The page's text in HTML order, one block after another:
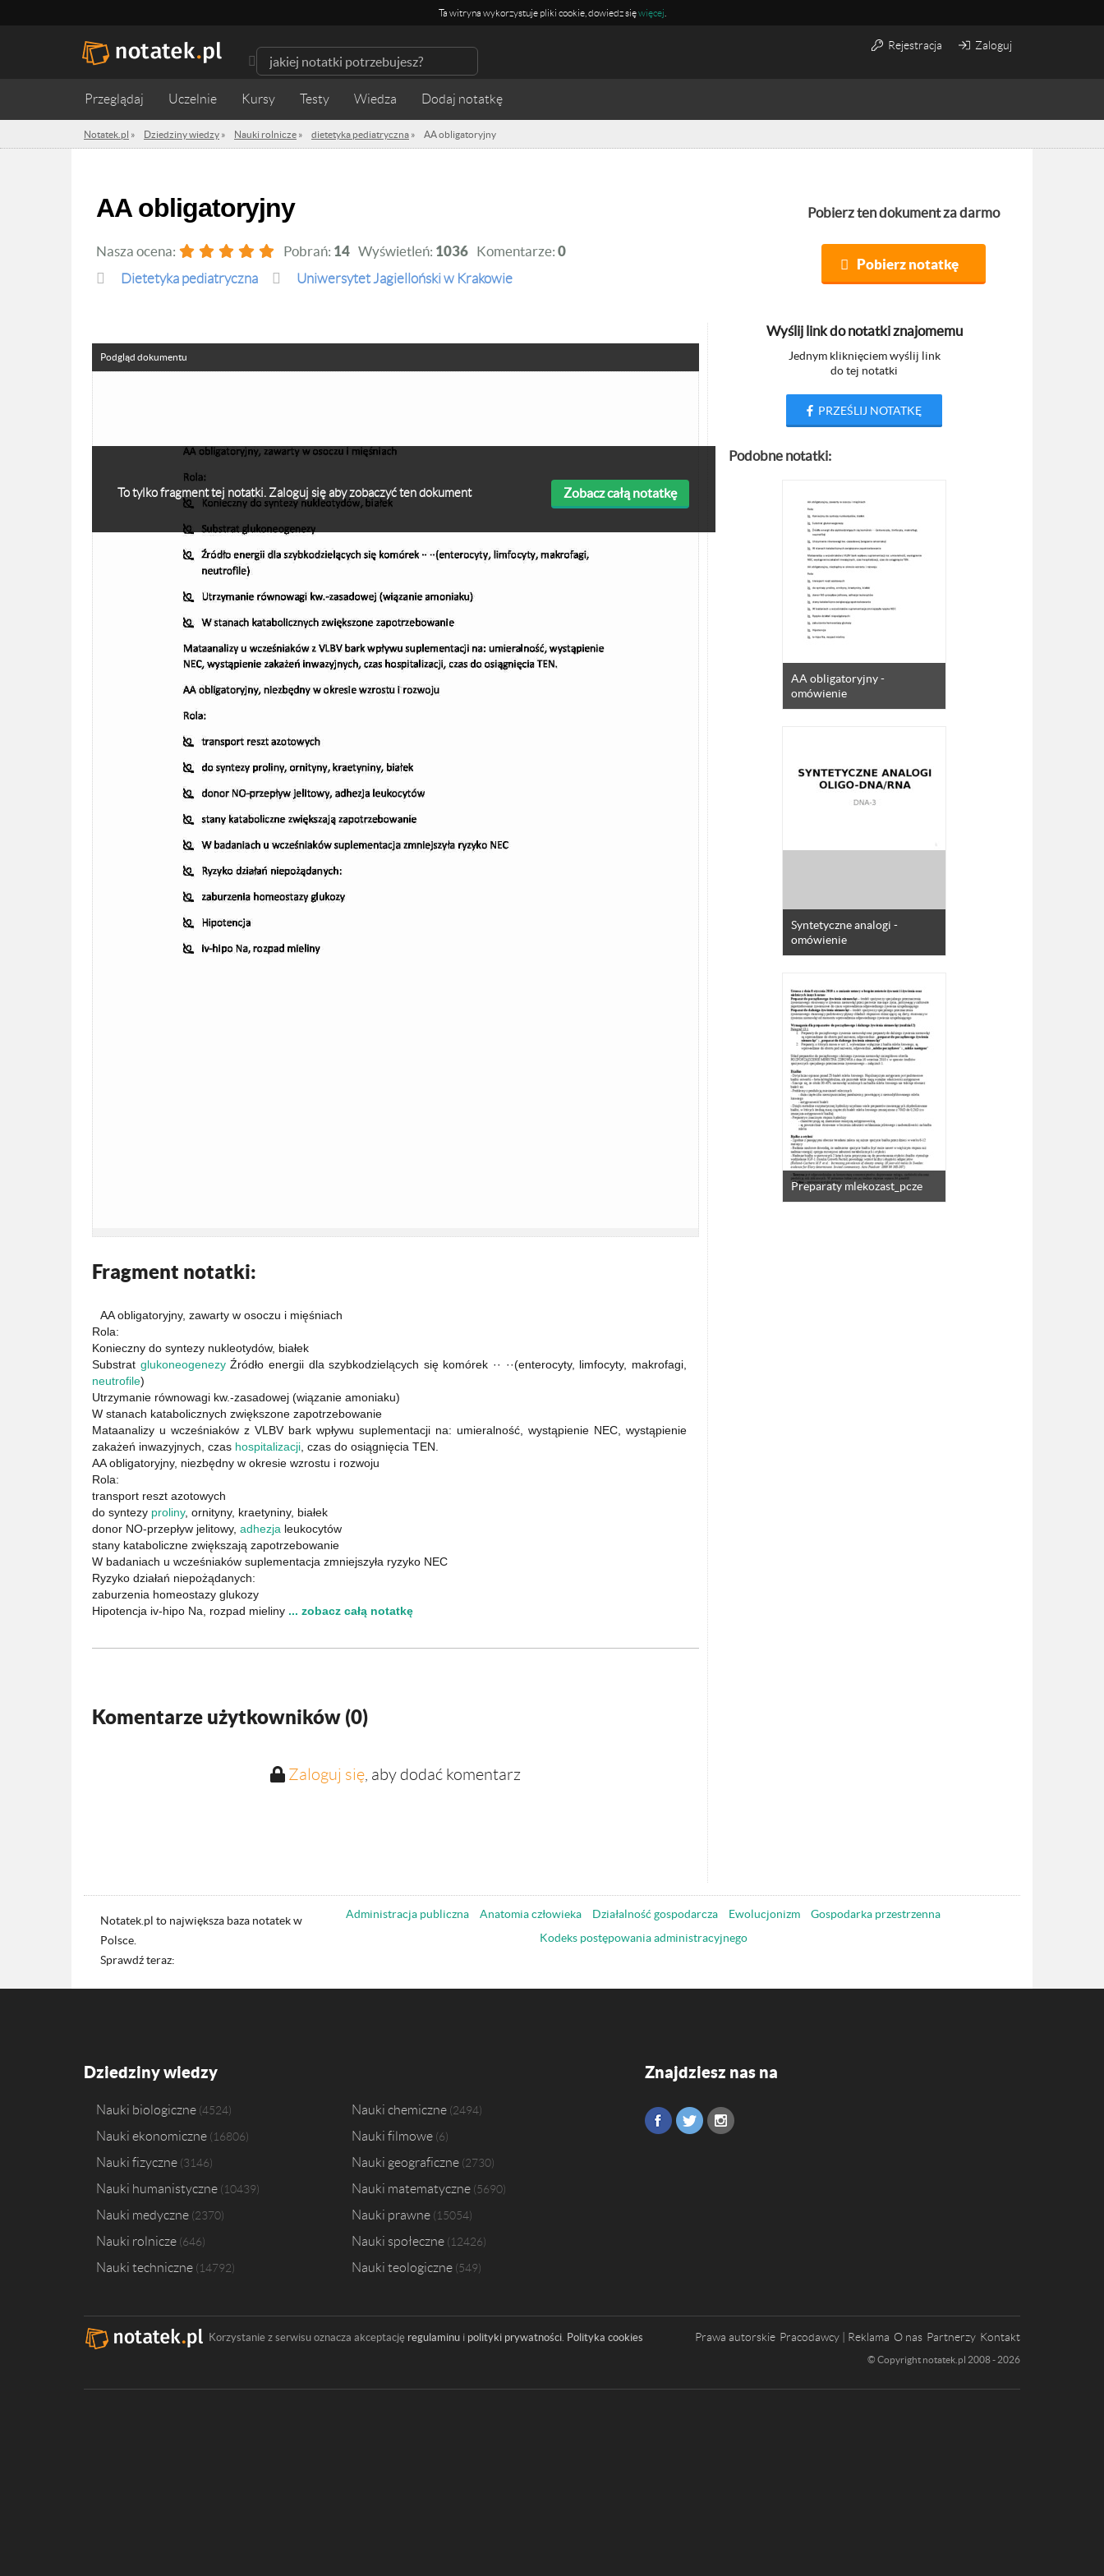
Ta witryna wykorzystuje pliki cookie, dowiedz sięwięcej
Rejestracja Zaloguj
Przeglądaj Uczelnie Kursy Testy Wiedza
Notatek.pl » Dziedziny wiedzy » Nauki rolnicze » dietetyka pediatryczna » AA obligatoryjny
AA obligatoryjny
Nasza ocena: Pobrań: 14 Wyświetleń: 1036 Komentarze: 0
dietetyka pediatryczna Uniwersytet Jagielloński w Krakowie
Pobierz ten dokument za darmo
Pobierz notatkę
To tylko fragment tej notatki. Zaloguj się aby zobaczyć ten dokument Zobacz całą notatkę
Podgląd dokumentu
Fragment notatki:
AA obligatoryjny, zawarty w osoczu i mięśniach
Rola:
Konieczny do syntezy nukleotydów, białek
Substrat glukoneogenezyŹródło energii dla szybkodzielących się komórek ·· ··(enterocyty, limfocyty, makrofagi,
neutrofile)
Utrzymanie równowagi kw.-zasadowej (wiązanie amoniaku)
W stanach katabolicznych zwiększone zapotrzebowanie
Mataanalizy u wcześniaków z VLBV bark wpływu suplementacji na: umieralność, wystąpienie NEC, wystąpienie
zakażeń inwazyjnych, czas hospitalizacji, czas do osiągnięcia TEN.
AA obligatoryjny, niezbędny w okresie wzrostu i rozwoju
Rola:
transport reszt azotowych
do syntezy proliny, ornityny, kraetyniny, białek
donor NO-przepływ jelitowy, adhezja leukocytów
stany kataboliczne zwiększają zapotrzebowanie
W badaniach u wcześniaków suplementacja zmniejszyła ryzyko NEC
Ryzyko działań niepożądanych:
zaburzenia homeostazy glukozy
Hipotencja iv-hipo Na, rozpad mieliny ... zobacz całą notatkę
Komentarze użytkowników (0)
Zaloguj się, aby dodać komentarz
Wyślij link do notatki znajomemu
Jednym kliknięciem wyślij link
do tej notatki
PRZEŚLIJ NOTATKĘ
Podobne notatki:
AA obligatoryjny -
omówienie
Syntetyczne analogi -
omówienie
Preparaty mlekozast_pcze
Notatek.pl to największa baza notatek w
Polsce.
Sprawdź teraz:
Administracja publiczna Anatomia człowieka Działalność gospodarcza Ewolucjonizm
Gospodarka przestrzenna
Kodeks postępowania administracyjnego
Dziedziny wiedzy
Nauki biologiczne 4524 Nauki chemiczne 2494
Nauki ekonomiczne 16806 Nauki filmowe 6
Nauki fizyczne 3146 Nauki geograficzne 2730
Nauki humanistyczne 10439 Nauki matematyczne 5690
Nauki medyczne 2370 Nauki prawne 15054
Nauki rolnicze 646 Nauki społeczne 12426
Nauki techniczne 14792 Nauki teologiczne 549
Znajdziesz nas na
Korzystanie z serwisu oznacza akceptację regulaminu i polityki prywatności. Polityka cookies Prawa autorskie Pracodawcy | Reklama O nas Partnerzy Kontakt
© Copyright notatek.pl 2008 - 2026